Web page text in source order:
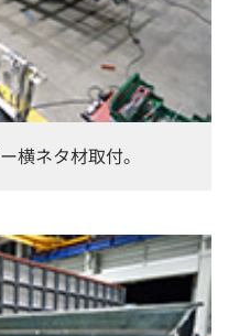
横ネタ材取付。